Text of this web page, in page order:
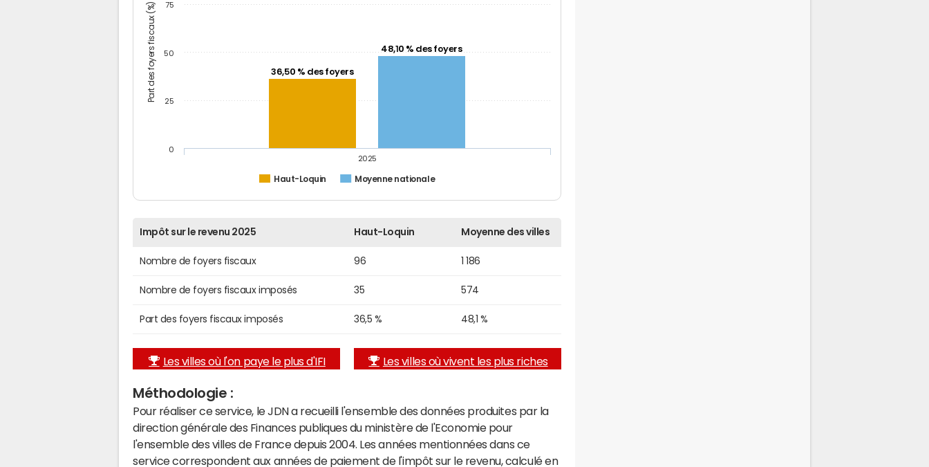
Part des foyers fiscaux (%) 36,50 % des foyers
48,10 % des foyers
Haut-Loquin Moyenne nationale
2025
0
25
50
75
Impôt sur le revenu 2025 Haut-Loquin Moyenne des villes
Nombre de foyers fiscaux 96 1 186
Nombre de foyers fiscaux imposés 35 574
Part des foyers fiscaux imposés 36,5 % 48,1 %
Les villes où l'on paye le plus d'IFI Les villes où vivent les plus riches
Méthodologie :
Pour réaliser ce service, le JDN a recueilli l'ensemble des données produites par la
direction générale des Finances publiques du ministère de l'Economie pour
l'ensemble des villes de France depuis 2004. Les années mentionnées dans ce
service correspondent aux années de paiement de l'impôt sur le revenu, calculé en